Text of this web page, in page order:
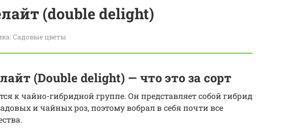
(double delight)
Садовые цветы
(Double delight) — что это за сорт
к чайно-гибридной группе. Он представляет собой гибрид
и чайных роз, поэтому вобрал в себя почти все